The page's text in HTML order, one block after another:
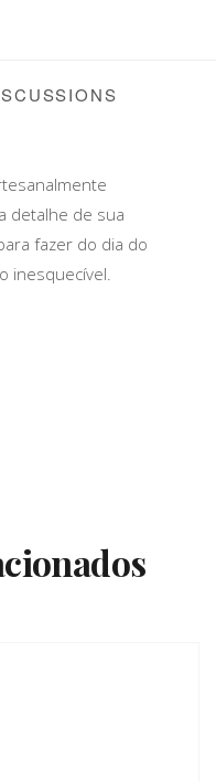
detalhe de sua
fazer do dia do
inesquecível.